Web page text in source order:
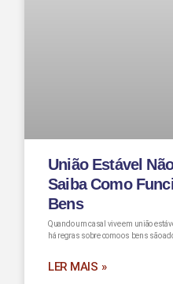
União Estável
Saiba Como
Bens
Quando um casal vive em união
há regras sobre como os bens são
LER MAIS »